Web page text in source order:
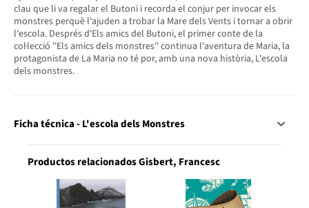
clau que li va regalar el Butoni i recorda el conjur per invocar els
monstres perquè l'ajuden a trobar la Mare dels Vents i tornar a obrir
l'escola. Després d'Els amics del Butoni, el primer conte de la
col·lecció ''Els amics dels monstres'' continua l'aventura de Maria, la
protagonista de La Maria no té por, amb una nova història, L'escola
dels monstres.
Ficha técnica - L'escola dels Monstres
Productos relacionados Gisbert, Francesc